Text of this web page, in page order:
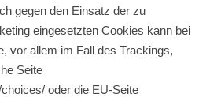
gegen den Einsatz der zu
eingesetzten Cookies kann bei
vor allem im Fall des Trackings,
Seite
oder die EU-Seite